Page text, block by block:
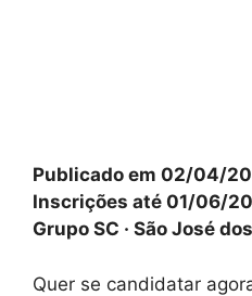
Publicado em 02/04/
Inscrições até 01/06/
Grupo SC · São José
Quer se candidatar